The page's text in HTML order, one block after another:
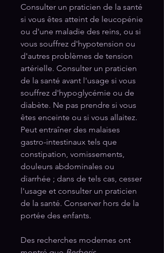
Consulter un praticien de la santé
si vous êtes atteint de leucopénie
ou d'une maladie des reins, ou si
vous souffrez d'hypotension ou
d'autres problèmes de tension
artérielle. Consulter un praticien
de la santé avant l'usage si vous
souffrez d'hypoglycémie ou de
diabète. Ne pas prendre si vous
êtes enceinte ou si vous allaitez.
Peut entraîner des malaises
gastro-intestinaux tels que
constipation, vomissements,
douleurs abdominales ou
diarrhée ; dans de tels cas, cesser
l'usage et consulter un praticien
de la santé. Conserver hors de la
portée des enfants.
Des recherches modernes ont